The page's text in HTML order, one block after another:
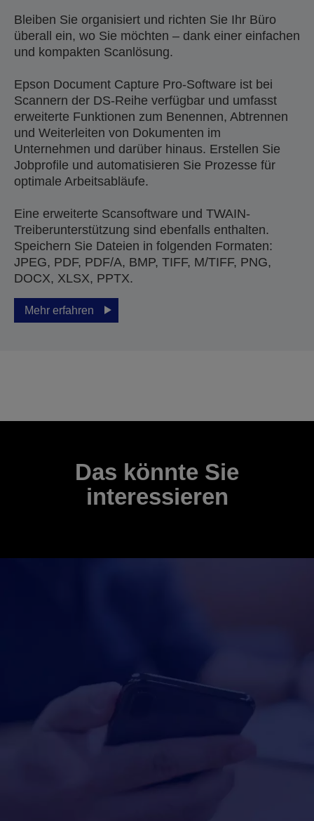
Bleiben Sie organisiert und richten Sie Ihr Büro
überall ein, wo Sie möchten – dank einer einfachen
und kompakten Scanlösung.
Epson Document Capture Pro-Software ist bei
Scannern der DS-Reihe verfügbar und umfasst
erweiterte Funktionen zum Benennen, Abtrennen
und Weiterleiten von Dokumenten im
Unternehmen und darüber hinaus. Erstellen Sie
Jobprofile und automatisieren Sie Prozesse für
optimale Arbeitsabläufe.
Eine erweiterte Scansoftware und TWAIN-
Treiberunterstützung sind ebenfalls enthalten.
Speichern Sie Dateien in folgenden Formaten:
JPEG, PDF, PDF/A, BMP, TIFF, M/TIFF, PNG,
DOCX, XLSX, PPTX.
Mehr erfahren
Das könnte Sie
interessieren